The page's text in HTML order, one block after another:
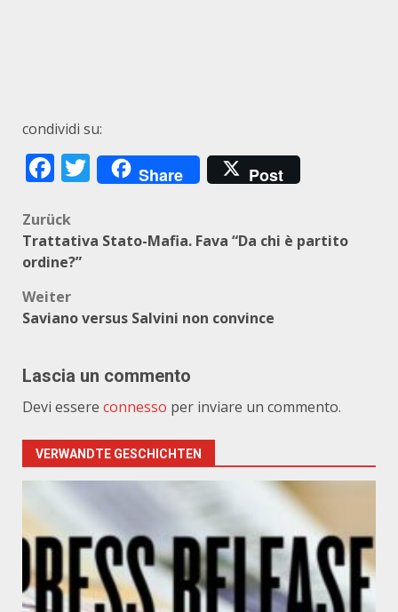
condividi su:
Facebook
Twitter
Share Post
Beitragsnavigation
Zurück
Trattativa Stato-Mafia. Fava “Da chi è partito
ordine?”
Weiter
Saviano versus Salvini non convince
Lascia un commento
Devi essere connesso per inviare un commento.
VERWANDTE GESCHICHTEN